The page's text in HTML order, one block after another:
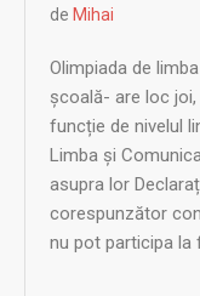
de Mihai
Olimpiada de
școală- are loc joi,
funcție de nivelul
Limba și
asupra lor
corespunzător
nu pot participa la